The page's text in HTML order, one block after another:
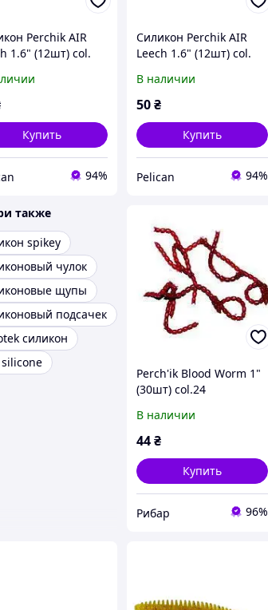
Perchik AIR
1.6" (12шт) col.
Купить
94%
Силикон Perchik AIR
Leech 1.6" (12шт) col.
В наличии
50₴
Купить
Pelican 94%
также
spikey
чулок
щупы
подсачек
силикон
Perch'ik Blood Worm 1"
(30шт) col.24
В наличии
44₴
Купить
Рибар 96%